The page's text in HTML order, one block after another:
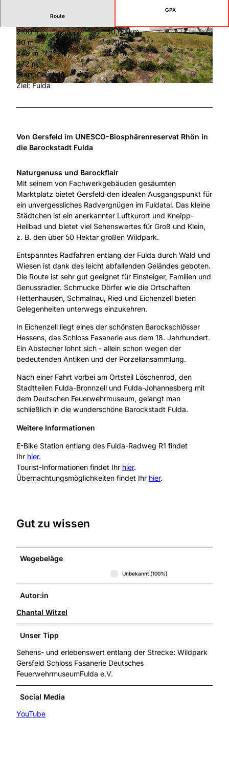
© Rhön GmbH
© Rhön GmbH © GrimmHeimat NordHessen
Route
GPX
2:00 h
30,00 km
30 m
270 m
249 m
521 m
272 m
Start: Gersfeld
Ziel: Fulda
Von Gersfeld im UNESCO-Biosphärenreservat Rhön in
die Barockstadt Fulda
Naturgenuss und Barockflair
Mit seinem von Fachwerkgebäuden gesäumten
Marktplatz bietet Gersfeld den idealen Ausgangspunkt für
ein unvergessliches Radvergnügen im Fuldatal. Das kleine
Städtchen ist ein anerkannter Luftkurort und Kneipp-
Heilbad und bietet viel Sehenswertes für Groß und Klein,
z. B. den über 50 Hektar großen Wildpark.
Entspanntes Radfahren entlang der Fulda durch Wald und
Wiesen ist dank des leicht abfallenden Geländes geboten.
Die Route ist sehr gut geeignet für Einsteiger, Familien und
Genussradler. Schmucke Dörfer wie die Ortschaften
Hettenhausen, Schmalnau, Ried und Eichenzell bieten
Gelegenheiten unterwegs einzukehren.
In Eichenzell liegt eines der schönsten Barockschlösser
Hessens, das Schloss Fasanerie aus dem 18. Jahrhundert.
Ein Abstecher lohnt sich - allein schon wegen der
bedeutenden Antiken und der Porzellansammlung.
Nach einer Fahrt vorbei am Ortsteil Löschenrod, den
Stadtteilen Fulda-Bronnzell und Fulda-Johannesberg mit
dem Deutschen Feuerwehrmuseum, gelangt man
schließlich in die wunderschöne Barockstadt Fulda.
Weitere Informationen
E-Bike Station entlang des Fulda-Radweg R1 findet
Ihr hier.
Tourist-Informationen findet Ihr hier.
Übernachtungsmöglichkeiten findet Ihr hier.
Gut zu wissen
Wegebeläge
Unbekannt (100%)
Autor:in
Chantal Witzel
Unser Tipp
Sehens- und erlebenswert entlang der Strecke: Wildpark
Gersfeld Schloss Fasanerie Deutsches
FeuerwehrmuseumFulda e.V.
Social Media
YouTube